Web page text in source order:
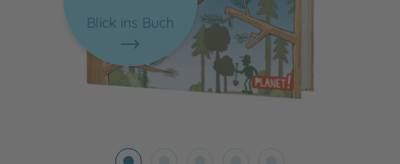
Blick ins Buch